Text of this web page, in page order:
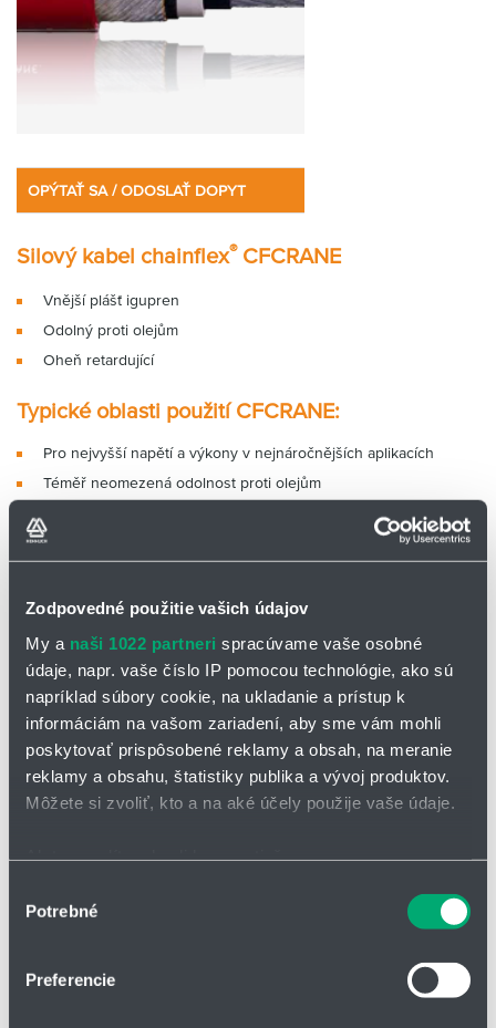
Zodpovedné použitie vašich údajov
My a naši 1022 partneri spracúvame vaše osobné
údaje, napr. vaše číslo IP pomocou technológie, ako sú
napríklad súbory cookie, na ukladanie a prístup k
informáciám na vašom zariadení, aby sme vám mohli
poskytovať prispôsobené reklamy a obsah, na meranie
reklamy a obsahu, štatistiky publika a vývoj produktov.
Môžete si zvoliť, kto a na aké účely použije vaše údaje.
polohe s presnosťou na niekoľko metrov
Viac informácií o tom, ako sa spracúvajú vaše osobné
súhlasu
Potrebné
Preferencie
OPÝTAŤ SA / ODOSLAŤ DOPYT
Silový kabel chainflex®CFCRANE
Vnější plášť igupren
Odolný proti olejům
Oheň retardující
Typické oblasti použití CFCRANE:
Pro nejvyšší napětí a výkony v nejnáročnějších aplikacích
Téměř neomezená odolnost proti olejům
Samonosné pojezdy a kluzné aplikace do délky pojezdu až 400
Přístavní jeřáby (ship to shore), jeřábové aplikace, dopravníkové
Speciální, vysoce ohebný
vodič
Extrudovaná EPR-izolace na
vodivé pryži
Vysoce ohebný celkový
měděný plášť
směs pláště, vysoce odolná
Tlakově protlačovaná, zejména